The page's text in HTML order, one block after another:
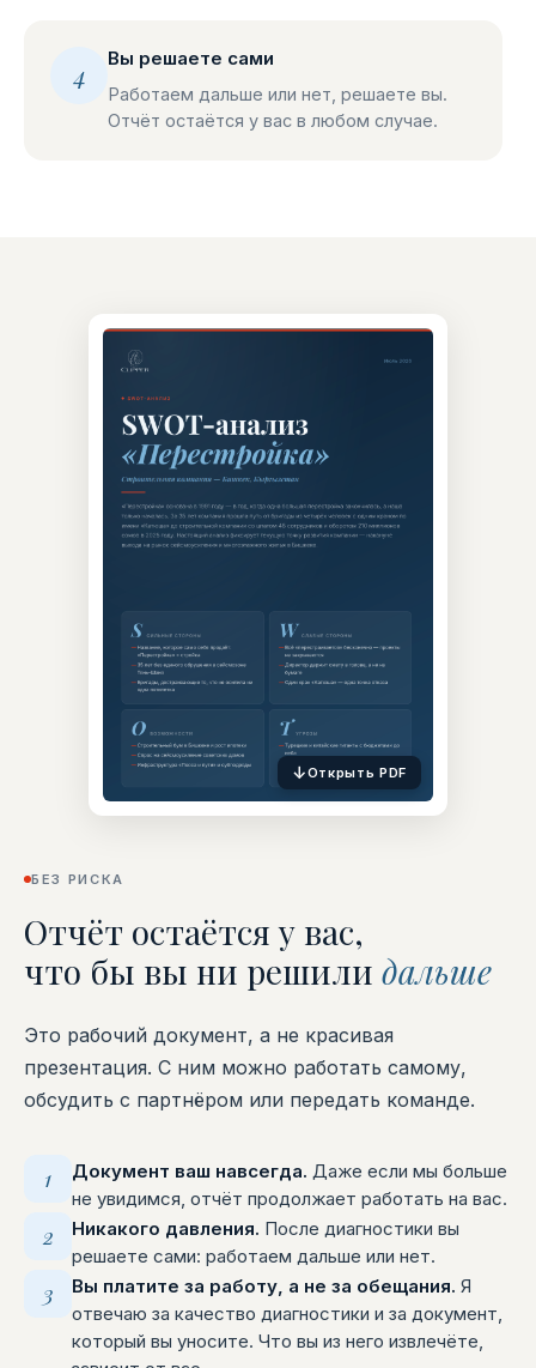
4
Вы решаете сами
Работаем дальше или нет, решаете вы.
Отчёт остаётся у вас в любом случае.
↓Открыть PDF
БЕЗ РИСКА
Отчёт остаётся у вас,
что бы вы ни решили дальше
Это рабочий документ, а не красивая
презентация. С ним можно работать самому,
обсудить с партнёром или передать команде.
1 Документ ваш навсегда. Даже если мы больше
не увидимся, отчёт продолжает работать на вас.
2 Никакого давления. После диагностики вы
решаете сами: работаем дальше или нет.
3 Вы платите за работу, а не за обещания. Я
отвечаю за качество диагностики и за документ,
который вы уносите. Что вы из него извлечёте,